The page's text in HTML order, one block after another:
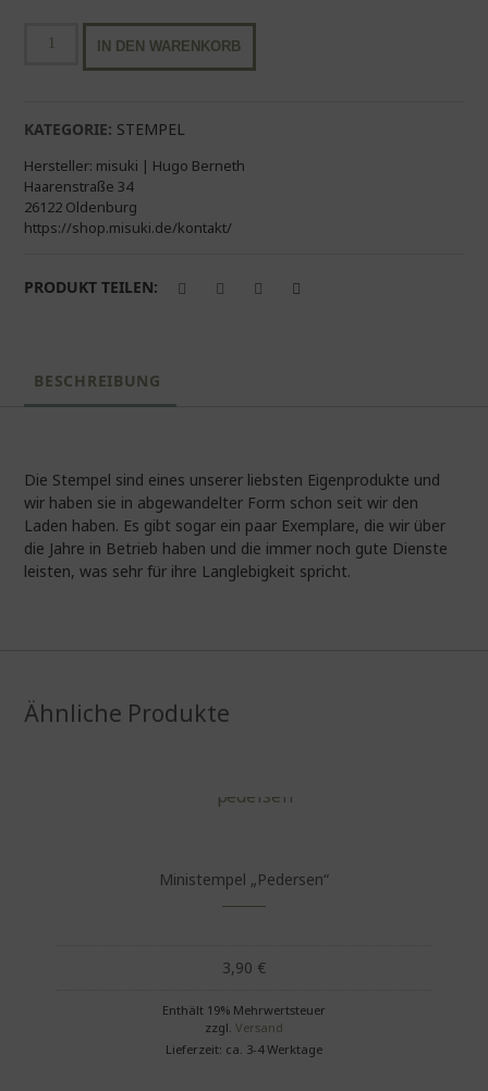
Ministempel
IN DEN WARENKORB
KATEGORIE: STEMPEL
Hersteller: misuki | Hugo Berneth
Haarenstraße 34
26122 Oldenburg
https://shop.misuki.de/kontakt/
PRODUKT TEILEN:
BESCHREIBUNG
Die Stempel sind eines unserer liebsten Eigenprodukte und
wir haben sie in abgewandelter Form schon seit wir den
Laden haben. Es gibt sogar ein paar Exemplare, die wir über
die Jahre in Betrieb haben und die immer noch gute Dienste
leisten, was sehr für ihre Langlebigkeit spricht.
Ähnliche Produkte
Ministempel „Pedersen“
3,90 €
Enthält 19% Mehrwertsteuer
zzgl.Versand
Lieferzeit: ca. 3-4 Werktage